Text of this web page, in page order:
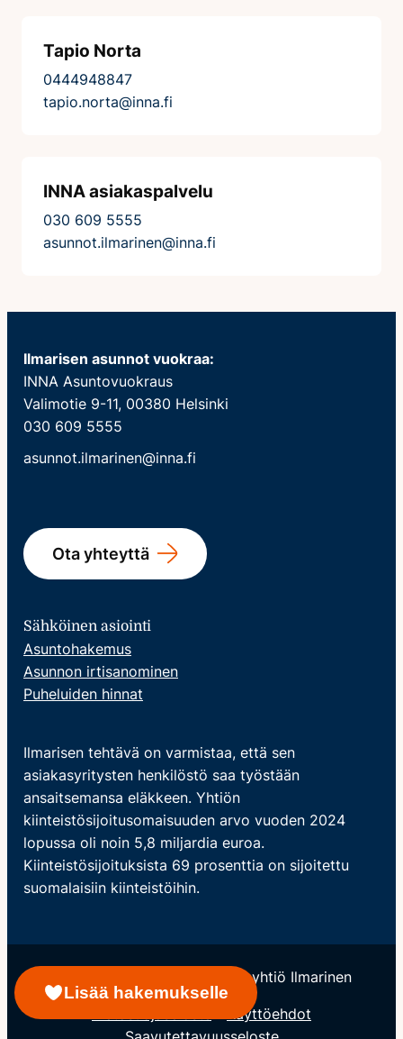
Tapio Norta
0444948847
tapio.norta@inna.fi
INNA asiakaspalvelu
030 609 5555
asunnot.ilmarinen@inna.fi
Lisää hakemukselle
Ilmarisen asunnot vuokraa:
INNA Asuntovuokraus
Valimotie 9-11, 00380 Helsinki
030 609 5555
asunnot.ilmarinen@inna.fi
Ota yhteyttä
Sähköinen asiointi
Asuntohakemus
Asunnon irtisanominen
Puheluiden hinnat
Ilmarisen tehtävä on varmistaa, että sen
asiakasyritysten henkilöstö saa työstään
ansaitsemansa eläkkeen. Yhtiön
kiinteistösijoitusomaisuuden arvo vuoden 2024
lopussa oli noin 5,8 miljardia euroa.
Kiinteistösijoituksista 69 prosenttia on sijoitettu
suomalaisiin kiinteistöihin.
© Keskinäinen Eläkevakuutusyhtiö Ilmarinen
Käyttöehdot